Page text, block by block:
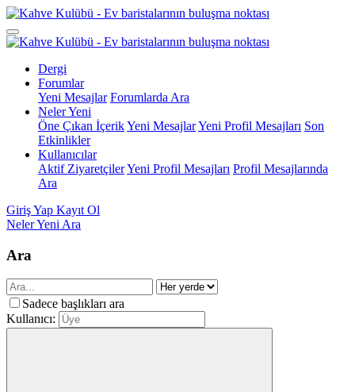
Dergi
Forumlar
Yeni Mesajlar Forumlarda Ara
Neler Yeni
Öne Çıkan İçerikYeni MesajlarYeni Profil Mesajları Son
Etkinlikler
Kullanıcılar
Aktif ZiyaretçilerYeni Profil Mesajları Profil Mesajlarında
Ara
Giriş Yap Kayıt Ol
Neler Yeni Ara
Ara
Sadece başlıkları ara
Kullanıcı: